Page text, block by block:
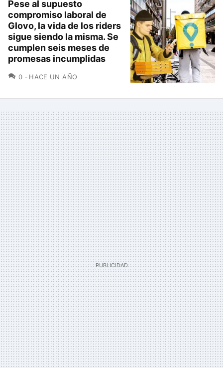
Pese al supuesto
compromiso laboral de
Glovo, la vida de los riders
sigue siendo la misma. Se
cumplen seis meses de
promesas incumplidas
0 COMENTARIOS
HACE UN AÑO